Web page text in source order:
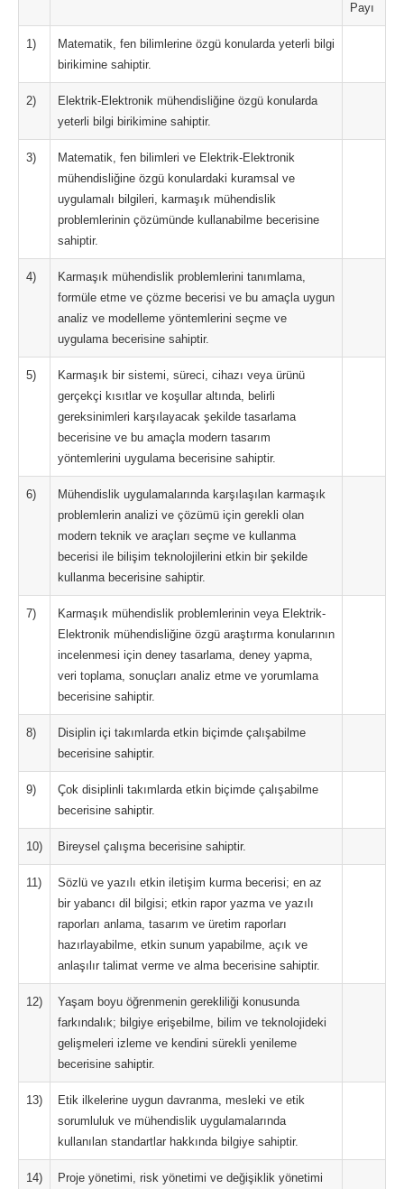
Payı
1)
Matematik, fen bilimlerine özgü konularda yeterli bilgi
birikimine sahiptir.
2)
Elektrik-Elektronik mühendisliğine özgü konularda
yeterli bilgi birikimine sahiptir.
3)
Matematik, fen bilimleri ve Elektrik-Elektronik
mühendisliğine özgü konulardaki kuramsal ve
uygulamalı bilgileri, karmaşık mühendislik
problemlerinin çözümünde kullanabilme becerisine
sahiptir.
4)
Karmaşık mühendislik problemlerini tanımlama,
formüle etme ve çözme becerisi ve bu amaçla uygun
analiz ve modelleme yöntemlerini seçme ve
uygulama becerisine sahiptir.
5)
Karmaşık bir sistemi, süreci, cihazı veya ürünü
gerçekçi kısıtlar ve koşullar altında, belirli
gereksinimleri karşılayacak şekilde tasarlama
becerisine ve bu amaçla modern tasarım
yöntemlerini uygulama becerisine sahiptir.
6)
Mühendislik uygulamalarında karşılaşılan karmaşık
problemlerin analizi ve çözümü için gerekli olan
modern teknik ve araçları seçme ve kullanma
becerisi ile bilişim teknolojilerini etkin bir şekilde
kullanma becerisine sahiptir.
7)
Karmaşık mühendislik problemlerinin veya Elektrik-
Elektronik mühendisliğine özgü araştırma konularının
incelenmesi için deney tasarlama, deney yapma,
veri toplama, sonuçları analiz etme ve yorumlama
becerisine sahiptir.
8)
Disiplin içi takımlarda etkin biçimde çalışabilme
becerisine sahiptir.
9)
Çok disiplinli takımlarda etkin biçimde çalışabilme
becerisine sahiptir.
10) Bireysel çalışma becerisine sahiptir.
11)
Sözlü ve yazılı etkin iletişim kurma becerisi; en az
bir yabancı dil bilgisi; etkin rapor yazma ve yazılı
raporları anlama, tasarım ve üretim raporları
hazırlayabilme, etkin sunum yapabilme, açık ve
anlaşılır talimat verme ve alma becerisine sahiptir.
12)
Yaşam boyu öğrenmenin gerekliliği konusunda
farkındalık; bilgiye erişebilme, bilim ve teknolojideki
gelişmeleri izleme ve kendini sürekli yenileme
becerisine sahiptir.
13)
Etik ilkelerine uygun davranma, mesleki ve etik
sorumluluk ve mühendislik uygulamalarında
kullanılan standartlar hakkında bilgiye sahiptir.
14)
Proje yönetimi, risk yönetimi ve değişiklik yönetimi